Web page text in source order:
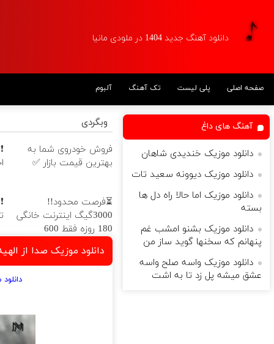
دانلود آهنگ جدید 1404 در ملودی مانیا
صفحه اصلی پلی لیست تک آهنگ آلبوم
وبگردی
فروش خودروی شما به
بهترین قیمت بازار ✅
⏳فرصت محدود!!
3000گیگ اینترنت خانگی
180 روزه فقط 600
هزارتومان!!
دانلود موزیک صدا از
آهنگ های داغ
دانلود موزیک خندیدی شاهان
دانلود موزیک دیوونه سعید تات
دانلود موزیک اما حالا راه دل ها
بسته
دانلود موزیک بشنو امشب غم
پنهانم که سخنها گوید ساز من
دانلود موزیک واسه صلح واسه
عشق میشه پل زد تا به اشت